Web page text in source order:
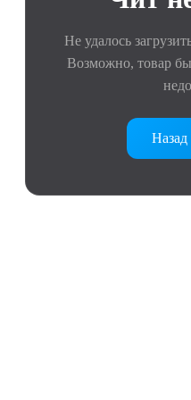
Не удалось
Возможно, товар
Назад